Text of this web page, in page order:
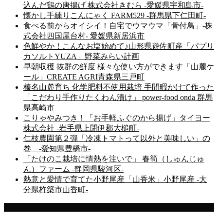
込んだ鶏の唐揚げ 株式会社きむら -愛媛県宇和島市-
懐かし手練りこんにゃく FARM529 -群馬県下仁田町-
食べる前からオイシイ！自宅でウマウマ「骨付鳥」-株
式会社四国屋台村- 愛媛県新居浜市
色鮮やか！こんなお塩始めて♪山形県遊佐町産「パプリ
カソルトYUZA」野菜みらい計画
早朝収穫 抜群の鮮度 様々な使い方ができます「山麓ケ
ール」CREATE AGRI青森県三戸町
榛名山麓育ち 化学肥料不使用栽培 手間暇かけて作った
「こだわり手作りたくわん漬け」 power-food onda 群馬
県高崎市
こりゃやみつき！「お手軽ふぐのから揚げ」タイヨー
株式会社 -岩手県上閉伊郡大槌町-
仁枝農園第２弾「冷凍トマトって以外と美味しい」の
巻 -愛知県豊橋市-
「たけのこ栽培に情熱を注いで」 春筍（しゅんじゅ
ん）ファーム -静岡県駿河区-
熱意と愛情で育てた小野尾産「山香米」小野尾産 -大
分県杵築市山香町-